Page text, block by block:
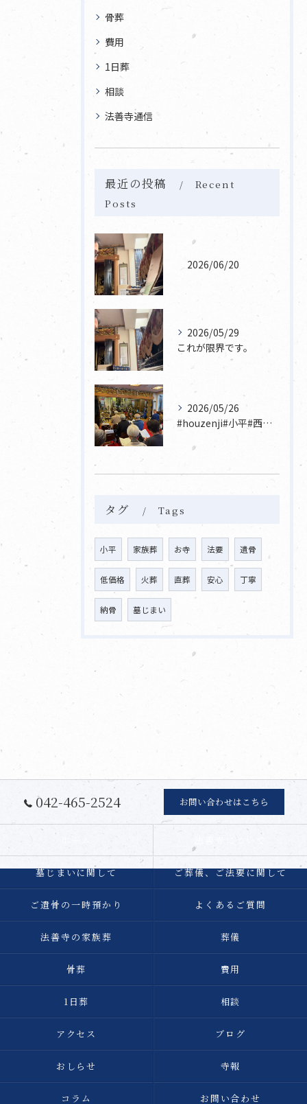
骨葬
費用
1日葬
相談
法善寺通信
最近の投稿
Recent
Posts
2026/06/20
2026/05/29
これが限界です。
2026/05/26
#houzenji#小平#西東京市#東村山#立川市国分寺市寺...
タグ Tags
小平 家族葬 お寺 法要 遺骨
低価格 火葬 直葬 安心 丁寧
納骨 墓じまい
042-465-2524 お問い合わせはこちら
墓じまいに関して ご葬儀、ご法要に関して
ご遺骨の一時預かり よくあるご質問
法善寺の家族葬 葬儀
骨葬 費用
1日葬 相談
アクセス ブログ
おしらせ 寺報
コラム お問い合わせ